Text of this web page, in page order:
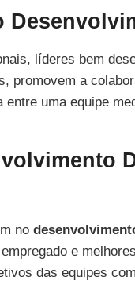
líderes bem
promovem a
uma equipe
no
e
das equipes